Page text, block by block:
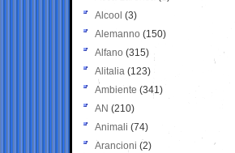
Alcool (3)
Alemanno (150)
Alfano (315)
Alitalia (123)
Ambiente (341)
AN (210)
Animali (74)
Arancioni (2)